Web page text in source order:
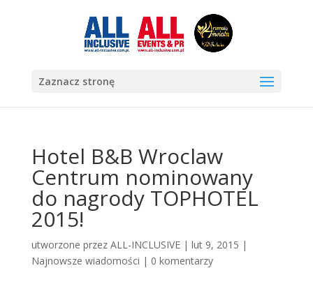
Zaznacz stronę
Hotel B&B Wroclaw
Centrum nominowany
do nagrody TOPHOTEL
2015!
utworzone przez ALL-INCLUSIVE| lut 9, 2015 |
Najnowsze wiadomości | 0 komentarzy